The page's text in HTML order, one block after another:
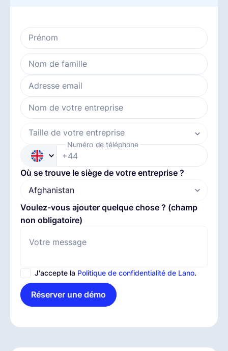
Prénom
Nom de famille
Adresse email
Nom de votre entreprise
Taille de votre entreprise
+44
Numéro de téléphone
Où se trouve le siège de votre entreprise ?
Voulez-vous ajouter quelque chose ? (champ
non obligatoire)
J'accepte la Politique de confidentialité de Lano.
Réserver une démo
Français
Demander une démo
EOR & Payroll
Contractor Management